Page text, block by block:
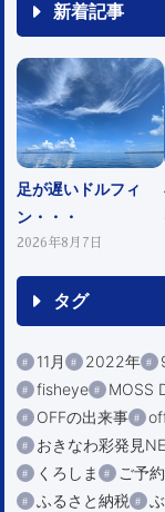
新着記事
足が遅いドルフィ
ン・・・
2026年8月7日
タグ
11月 2022年
fisheye
MOSS
OFFの出来事
おきなわ彩発見
くろしま
ご予
ふるさと納税